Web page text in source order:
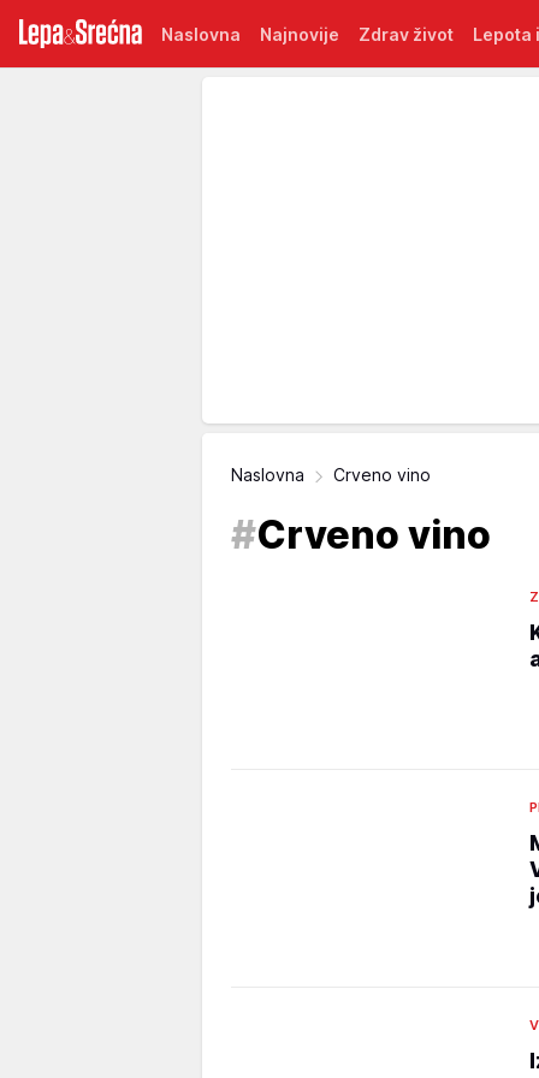
Naslovna Najnovije Zdrav život Lepota
Naslovna Crveno vino
#Crveno vino